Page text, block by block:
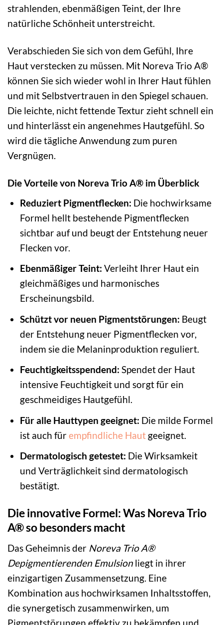
strahlenden, ebenmäßigen Teint, der Ihre
natürliche Schönheit unterstreicht.
Verabschieden Sie sich von dem Gefühl, Ihre
Haut verstecken zu müssen. Mit Noreva Trio A®
können Sie sich wieder wohl in Ihrer Haut fühlen
und mit Selbstvertrauen in den Spiegel schauen.
Die leichte, nicht fettende Textur zieht schnell ein
und hinterlässt ein angenehmes Hautgefühl. So
wird die tägliche Anwendung zum puren
Vergnügen.
Die Vorteile von Noreva Trio A® im Überblick
Reduziert Pigmentflecken: Die hochwirksame
Formel hellt bestehende Pigmentflecken
sichtbar auf und beugt der Entstehung neuer
Flecken vor.
Ebenmäßiger Teint: Verleiht Ihrer Haut ein
gleichmäßiges und harmonisches
Erscheinungsbild.
Schützt vor neuen Pigmentstörungen: Beugt
der Entstehung neuer Pigmentflecken vor,
indem sie die Melaninproduktion reguliert.
Feuchtigkeitsspendend: Spendet der Haut
intensive Feuchtigkeit und sorgt für ein
geschmeidiges Hautgefühl.
Für alle Hauttypen geeignet: Die milde Formel
ist auch fürempfindliche Hautgeeignet.
Dermatologisch getestet: Die Wirksamkeit
und Verträglichkeit sind dermatologisch
bestätigt.
Die innovative Formel: Was Noreva Trio
A® so besonders macht
Das Geheimnis der Noreva Trio A®
Depigmentierenden Emulsionliegt in ihrer
einzigartigen Zusammensetzung. Eine
Kombination aus hochwirksamen Inhaltsstoffen,
die synergetisch zusammenwirken, um
Pigmentstörungen effektiv zu bekämpfen und